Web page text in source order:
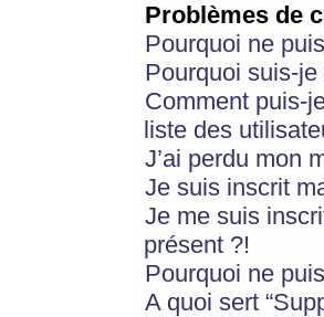
Problèmes de
Pourquoi ne
Pourquoi suis-
Comment puis-
liste des
J’ai perdu mon
Je suis inscrit
Je me suis
présent ?!
Pourquoi ne
A quoi sert